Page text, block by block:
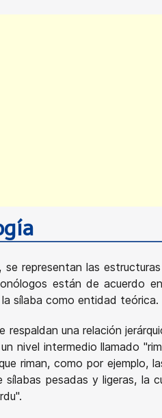
representan las
están de acuerdo
sílaba como entidad teórica.
respaldan una relación
nivel intermedio llamado
riman, como por ejemplo,
pesadas y ligeras, la